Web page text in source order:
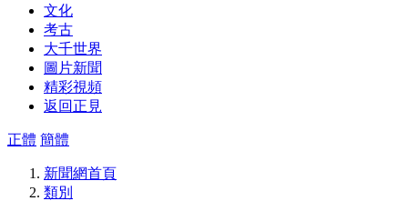
文化
考古
大千世界
圖片新聞
精彩視頻
返回正見
正體 簡體
新聞網首頁
類別